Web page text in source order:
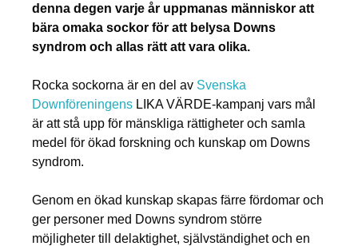
denna degen varje år uppmanas människor att
bära omaka sockor för att belysa Downs
syndrom och allas rätt att vara olika.
Rocka sockorna är en del av Svenska
Downföreningens LIKA VÄRDE-kampanj vars mål
är att stå upp för mänskliga rättigheter och samla
medel för ökad forskning och kunskap om Downs
syndrom.
Genom en ökad kunskap skapas färre fördomar och
ger personer med Downs syndrom större
möjligheter till delaktighet, självständighet och en